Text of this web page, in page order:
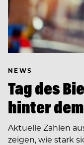
NEWS
Tag des
hinter
Aktuelle Zahlen
zeigen, wie stark